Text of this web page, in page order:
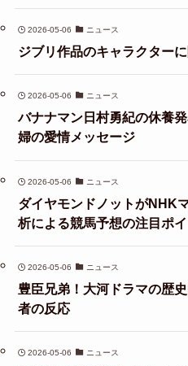
2026-05-06 ニュース
ジブリ作品のキャラクター
2026-05-06 ニュース
バナナマン日村勇紀の休養
婦の愛情メッセージ
2026-05-06 ニュース
ダイヤモンドノットがNHK
析による競馬予想の注目ポイ
2026-05-06 ニュース
豊臣兄弟！大河ドラマの歴
者の反応
2026-05-06 ニュース